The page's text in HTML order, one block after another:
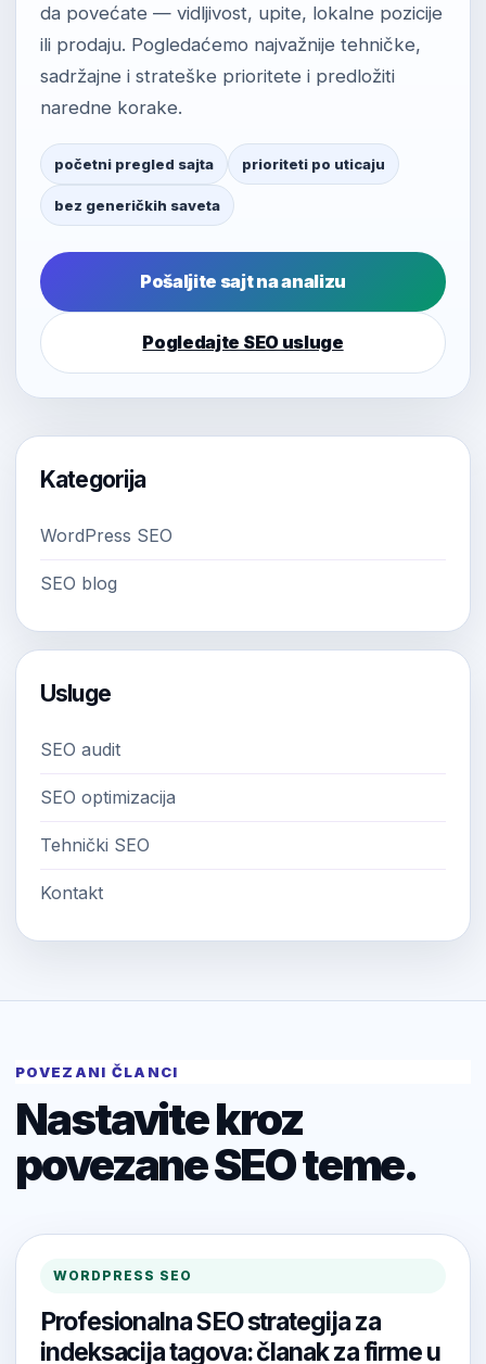
da povećate — vidljivost, upite, lokalne pozicije
ili prodaju. Pogledaćemo najvažnije tehničke,
sadržajne i strateške prioritete i predložiti
naredne korake.
početni pregled sajta prioriteti po uticaju
bez generičkih saveta
Pošaljite sajt na analizu
Pogledajte SEO usluge
Kategorija
WordPress SEO
SEO blog
Usluge
SEO audit
SEO optimizacija
Tehnički SEO
Kontakt
POVEZANI ČLANCI
Nastavite kroz
povezane SEO teme.
WORDPRESS SEO
Profesionalna SEO strategija za
indeksacija tagova: članak za firme u